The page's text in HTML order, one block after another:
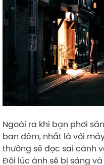
Ngoài ra khi bạn phơi
ban đêm, nhất là với
thường sẽ đọc sai cảnh
Đôi lúc ảnh sẽ bị sáng